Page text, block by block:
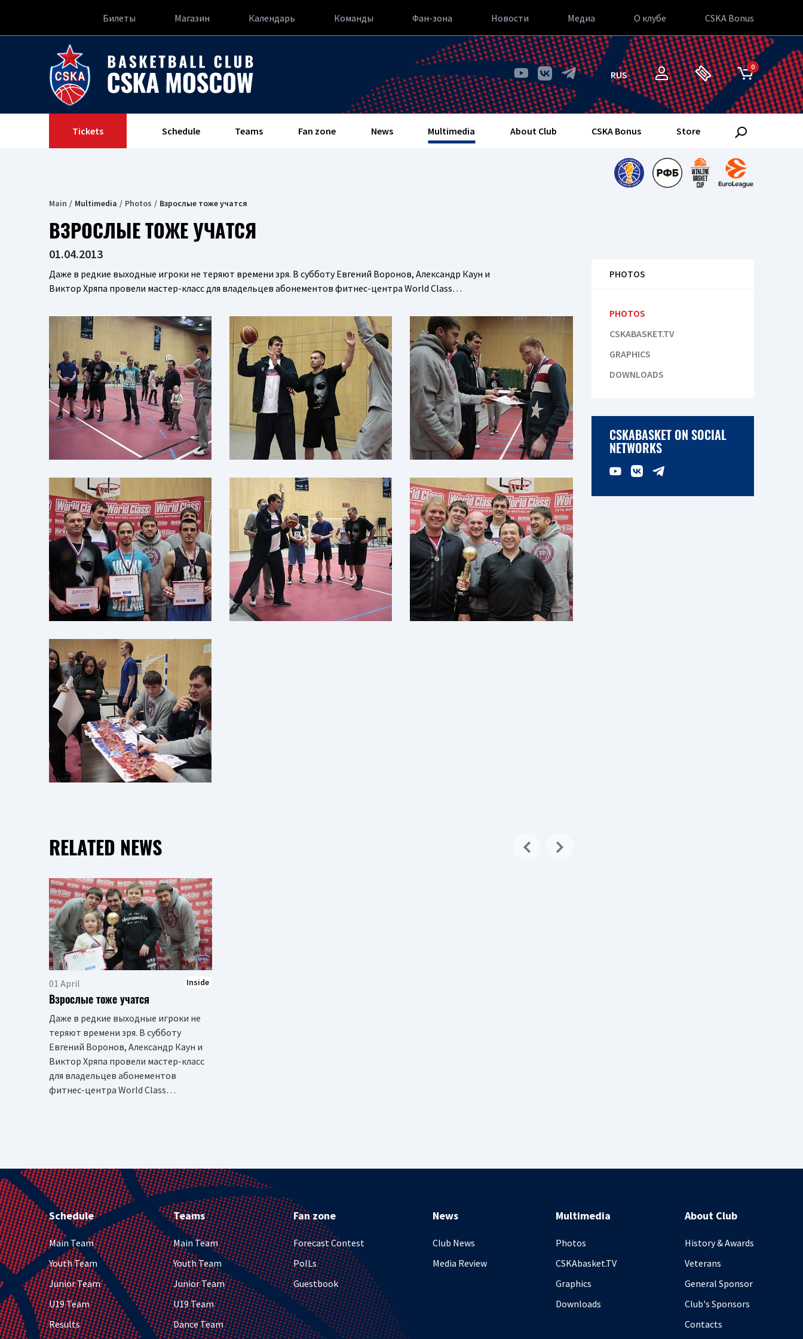
Билеты Магазин Календарь Команды Фан-зона Новости Медиа О клубе CSKA Bonus
RUS
0
Tickets Schedule Teams Fan zone News Multimedia About Club CSKA Bonus Store
Main Multimedia Photos Взрослые тоже учатся
ВЗРОСЛЫЕ ТОЖЕ УЧАТСЯ
01.04.2013
Даже в редкие выходные игроки не теряют времени зря. В субботу Евгений Воронов, Александр Каун и
Виктор Хряпа провели мастер-класс для владельцев абонементов фитнес-центра World Class…
RELATED NEWS
01 April Inside
Взрослые тоже учатся
Даже в редкие выходные игроки не
теряют времени зря. В субботу
Евгений Воронов, Александр Каун и
Виктор Хряпа провели мастер-класс
для владельцев абонементов
фитнес-центра World Class…
PHOTOS
PHOTOS
CSKABASKET.TV
GRAPHICS
DOWNLOADS
CSKABASKET ON SOCIAL
NETWORKS
Schedule
Main Team
Youth Team
Junior Team
U19 Team
Results
Teams
Main Team
Youth Team
Junior Team
U19 Team
Dance Team
Fan zone
Forecast Contest
PolLs
Guestbook
News
Club News
Media Review
Multimedia
Photos
CSKAbasket.TV
Graphics
Downloads
About Club
History & Awards
Veterans
General Sponsor
Club's Sponsors
Contacts